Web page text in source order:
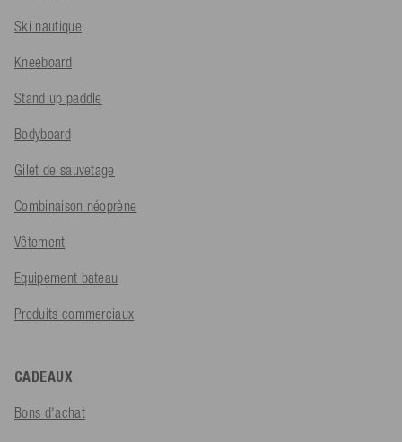
Ski nautique
Kneeboard
Stand up paddle
Bodyboard
Gilet de sauvetage
Combinaison néoprène
Vêtement
Equipement bateau
Produits commerciaux
CADEAUX
Bons d'achat